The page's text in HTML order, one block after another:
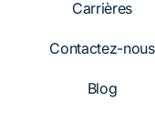
Carrières
Contactez-nous
Blog